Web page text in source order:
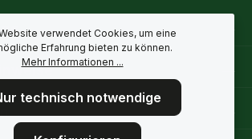
verwendet Cookies, um eine
Erfahrung bieten zu können.
Mehr Informationen ...
technisch notwendige